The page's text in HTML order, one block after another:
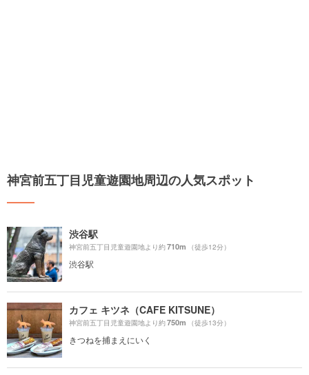
神宮前五丁目児童遊園地周辺の人気スポット
渋谷駅
神宮前五丁目児童遊園地より約710m （徒歩12分）
渋谷駅
カフェ キツネ（CAFE KITSUNE）
神宮前五丁目児童遊園地より約750m （徒歩13分）
きつねを捕まえにいく